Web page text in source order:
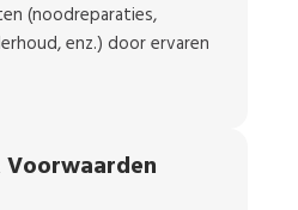
(noodreparaties,
enz.) door ervaren
Voorwaarden